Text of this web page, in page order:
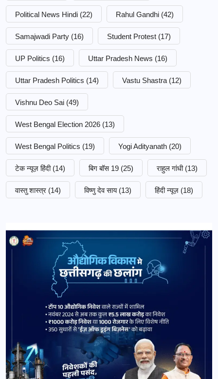
Political News Hindi (22) Rahul Gandhi (42)
Samajwadi Party (16) Student Protest (17)
UP Politics (16) Uttar Pradesh News (16)
Uttar Pradesh Politics (14) Vastu Shastra (12)
Vishnu Deo Sai (49)
West Bengal Election 2026 (13)
West Bengal Politics (19) Yogi Adityanath (20)
टेक न्यूज़ हिंदी (14) बिग बॉस 19 (25) राहुल गांधी (13)
वास्तु शास्त्र (14) विष्णु देव साय (13) हिंदी न्यूज़ (18)